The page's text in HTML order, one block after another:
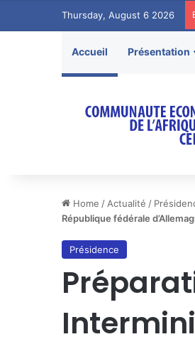
Thursday, August 6 2026
Accueil Présentation
Home / Actualité /
République fédérale
Présidence